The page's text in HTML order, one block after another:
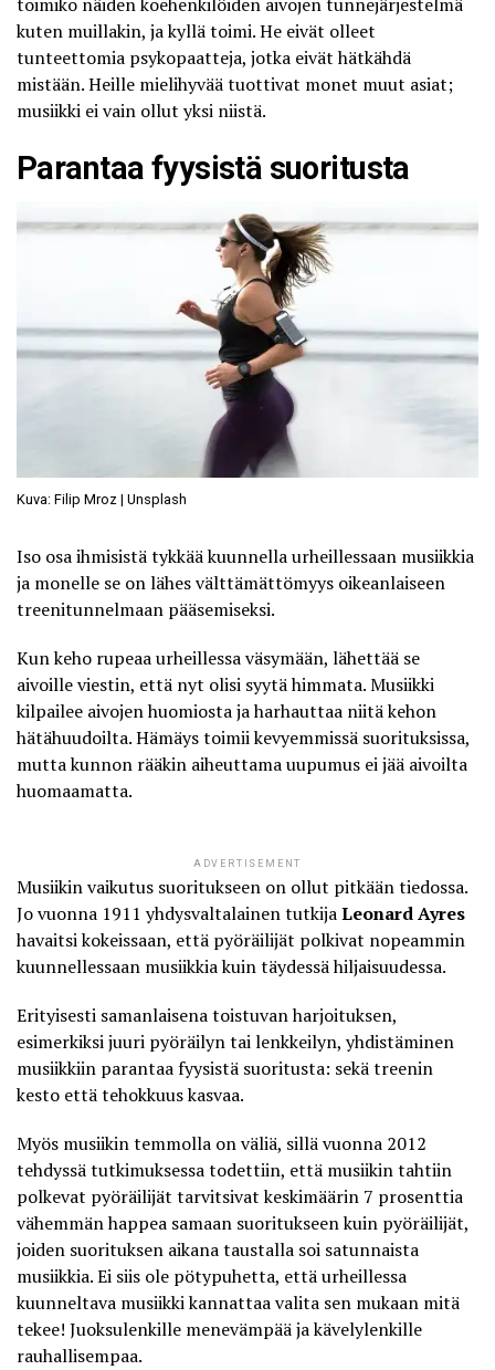
kuten muillakin, ja kyllä toimi. He eivät olleet
tunteettomia psykopaatteja, jotka eivät hätkähdä
mistään. Heille mielihyvää tuottivat monet muut asiat;
musiikki ei vain ollut yksi niistä.
Parantaa fyysistä suoritusta
Kuva: Filip Mroz | Unsplash
Iso osa ihmisistä tykkää kuunnella urheillessaan musiikkia
ja monelle se on lähes välttämättömyys oikeanlaiseen
treenitunnelmaan pääsemiseksi.
Kun keho rupeaa urheillessa väsymään, lähettää se
aivoille viestin, että nyt olisi syytä himmata. Musiikki
kilpailee aivojen huomiosta ja harhauttaa niitä kehon
hätähuudoilta. Hämäys toimii kevyemmissä suorituksissa,
mutta kunnon rääkin aiheuttama uupumus ei jää aivoilta
huomaamatta.
ADVERTISEMENT
Musiikin vaikutus suoritukseen on ollut pitkään tiedossa.
Jo vuonna 1911 yhdysvaltalainen tutkijaLeonard Ayres
havaitsi kokeissaan, että pyöräilijät polkivat nopeammin
kuunnellessaan musiikkia kuin täydessä hiljaisuudessa.
Erityisesti samanlaisena toistuvan harjoituksen,
esimerkiksi juuri pyöräilyn tai lenkkeilyn, yhdistäminen
musiikkiin parantaa fyysistä suoritusta: sekä treenin
kesto että tehokkuus kasvaa.
Myös musiikin temmolla on väliä, sillävuonna 2012
tehdyssä tutkimuksessatodettiin, että musiikin tahtiin
polkevat pyöräilijät tarvitsivat keskimäärin 7 prosenttia
vähemmän happea samaan suoritukseen kuin pyöräilijät,
joiden suorituksen aikana taustalla soi satunnaista
musiikkia. Ei siis ole pötypuhetta, että urheillessa
kuunneltava musiikki kannattaa valita sen mukaan mitä
tekee! Juoksulenkille menevämpää ja kävelylenkille
rauhallisempaa.